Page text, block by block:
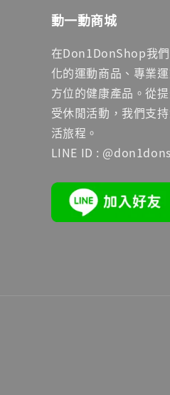
動一動商城
在Don1DonShop我
化的運動商品、專業
方位的健康產品。從
受休閒活動，我們支
活旅程。
LINE ID :